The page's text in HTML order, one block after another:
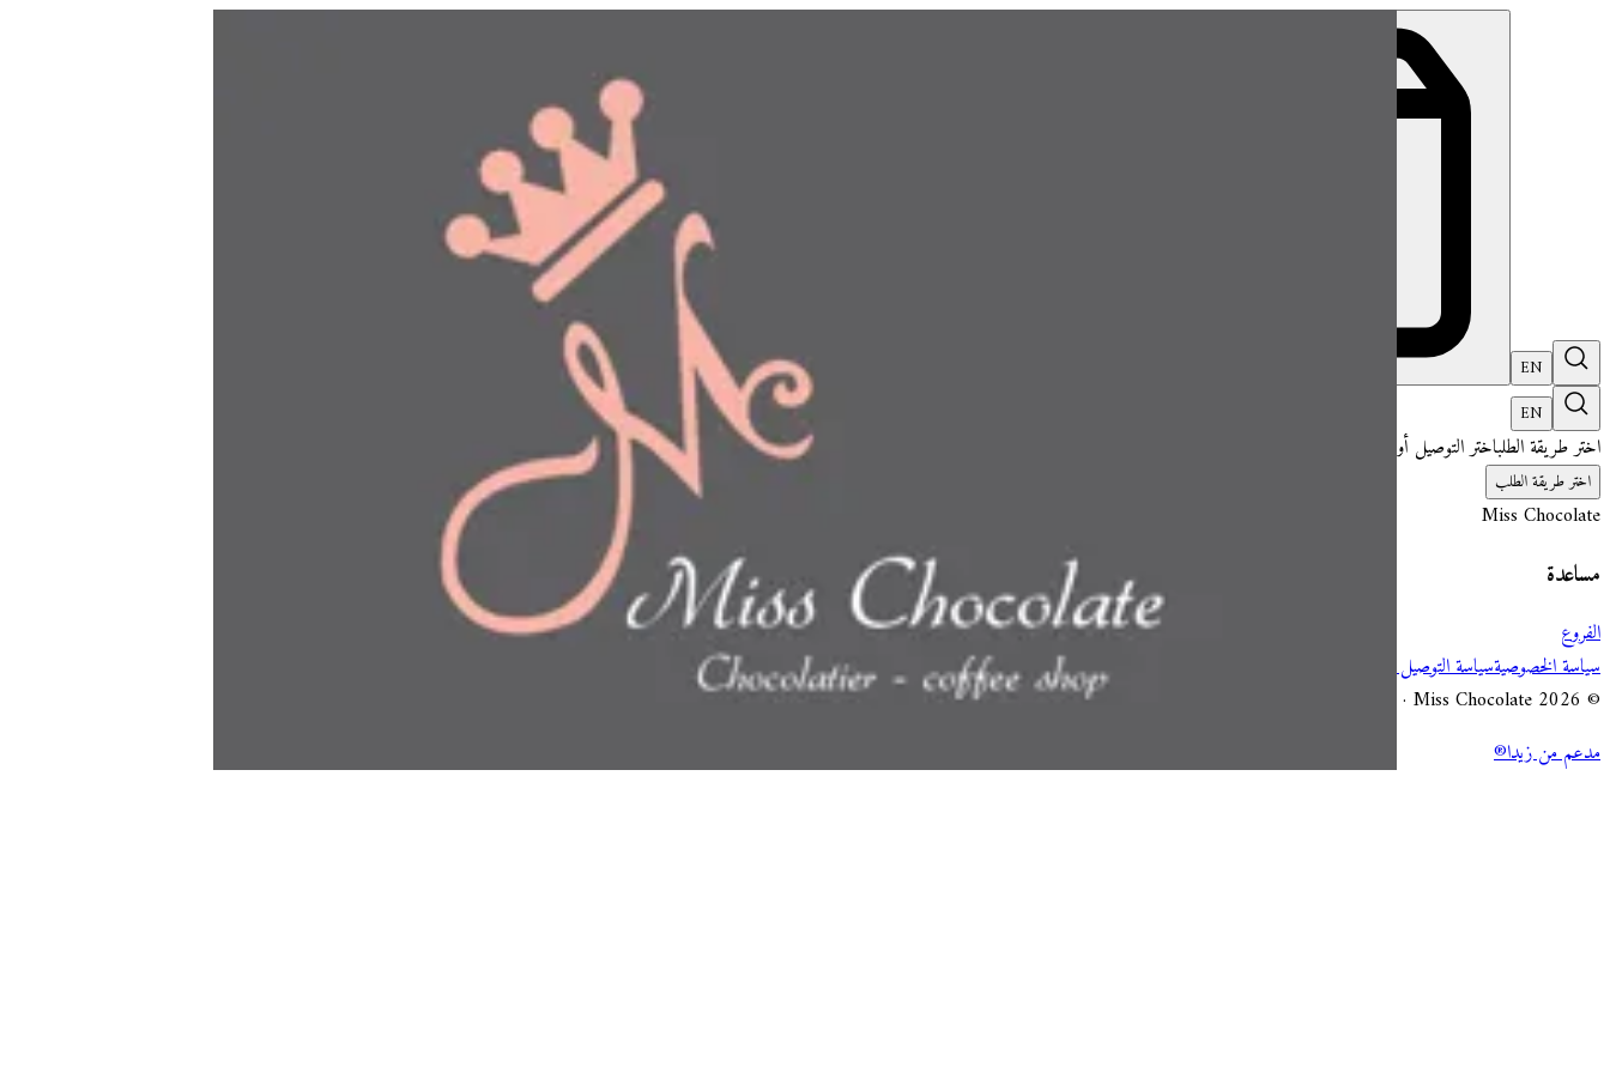
EN
EN
اختر طريقة الطلباختر التوصيل أو الاستلام حتى نتمكن من عرض هذا الصنف وبدء طلبك
اختر طريقة الطلب
Miss Chocolate
مساعدة
الفروع
سياسة الخصوصيةسياسة التوصيل والإلغاء
© 2026 Miss Chocolate · جميع الحقوق محفوظة.
مدعم من زيدا®
ميس شوكلت| مطعم للطلب اونلاين